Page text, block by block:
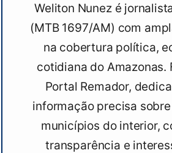
Weliton Nunez é
(MTB 1697/AM) com
na cobertura política,
cotidiana do Amazonas.
Portal Remador,
informação precisa
municípios do interior,
transparência e